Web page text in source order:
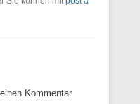
Kommentar